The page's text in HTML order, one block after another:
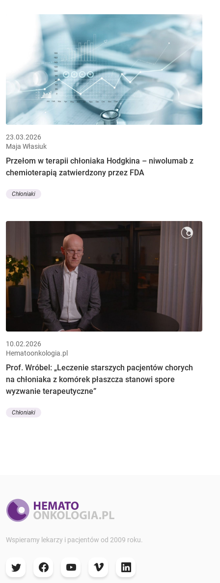
23.03.2026
Maja Własiuk
Przełom w terapii chłoniaka Hodgkina – niwolumab z
chemioterapią zatwierdzony przez FDA
Chłoniaki
10.02.2026
Hematoonkologia.pl
Prof. Wróbel: „Leczenie starszych pacjentów chorych
na chłoniaka z komórek płaszcza stanowi spore
wyzwanie terapeutyczne”
Chłoniaki
Wspieramy lekarzy i pacjentów od 2009 roku.